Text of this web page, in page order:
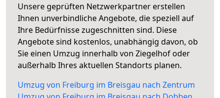
Unsere geprüften Netzwerkpartner erstellen
Ihnen unverbindliche Angebote, die speziell auf
Ihre Bedürfnisse zugeschnitten sind. Diese
Angebote sind kostenlos, unabhängig davon, ob
Sie einen Umzug innerhalb von Ziegelhof oder
außerhalb Ihres aktuellen Standorts planen.
Umzug von Freiburg im Breisgau nach Zentrum